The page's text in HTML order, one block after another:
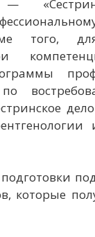
—
того,
по
которые